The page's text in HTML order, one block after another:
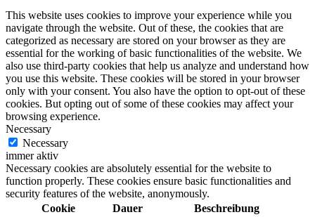
This website uses cookies to improve your experience while you
navigate through the website. Out of these, the cookies that are
categorized as necessary are stored on your browser as they are
essential for the working of basic functionalities of the website. We
also use third-party cookies that help us analyze and understand how
you use this website. These cookies will be stored in your browser
only with your consent. You also have the option to opt-out of these
cookies. But opting out of some of these cookies may affect your
browsing experience.
Necessary
Necessary
immer aktiv
Necessary cookies are absolutely essential for the website to
function properly. These cookies ensure basic functionalities and
security features of the website, anonymously.
Cookie
Dauer Beschreibung